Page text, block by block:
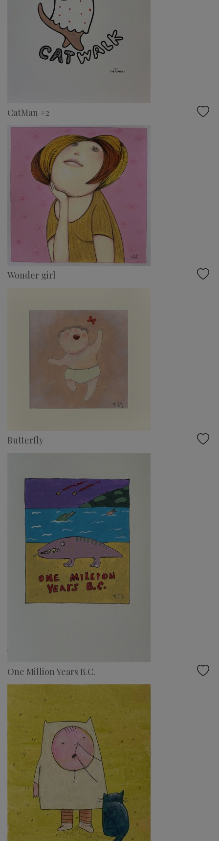
CatMan #2
Wonder girl
Butterfly
One Million Years B.C.